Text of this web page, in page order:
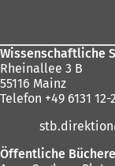
Wissenschaftliche
Rheinallee 3 B
55116 Mainz
Telefon +49 6131 12-
stb.direktion
Öffentliche